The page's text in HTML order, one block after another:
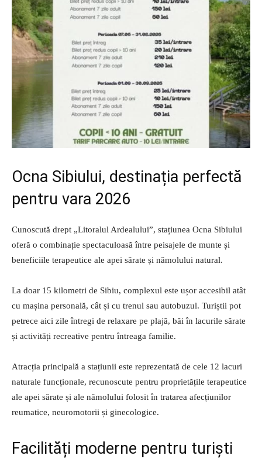
Ocna Sibiului, destinația perfectă
pentru vara 2026
Cunoscută drept „Litoralul Ardealului”, stațiunea Ocna Sibiului
oferă o combinație spectaculoasă între peisajele de munte și
beneficiile terapeutice ale apei sărate și nămolului natural.
La doar 15 kilometri de Sibiu, complexul este ușor accesibil atât
cu mașina personală, cât și cu trenul sau autobuzul. Turiștii pot
petrece aici zile întregi de relaxare pe plajă, băi în lacurile sărate
și activități recreative pentru întreaga familie.
Atracția principală a stațiunii este reprezentată de cele 12 lacuri
naturale funcționale, recunoscute pentru proprietățile terapeutice
ale apei sărate și ale nămolului folosit în tratarea afecțiunilor
reumatice, neuromotorii și ginecologice.
Facilități moderne pentru turiști